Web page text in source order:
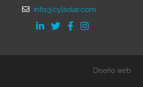
info@cylsolar.com
Diseño web